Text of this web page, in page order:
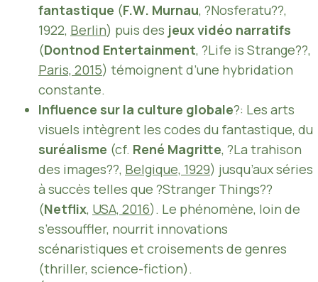
fantastique (F.W. Murnau, ?Nosferatu??,
1922, Berlin) puis des jeux vidéo narratifs
(Dontnod Entertainment, ?Life is Strange??,
Paris, 2015) témoignent d’une hybridation
constante.
Influence sur la culture globale?: Les arts
visuels intègrent les codes du fantastique, du
suréalisme (cf. René Magritte, ?La trahison
des images??, Belgique, 1929) jusqu’aux séries
à succès telles que ?Stranger Things??
(Netflix, USA, 2016). Le phénomène, loin de
s’essouffler, nourrit innovations
scénaristiques et croisements de genres
(thriller, science-fiction).